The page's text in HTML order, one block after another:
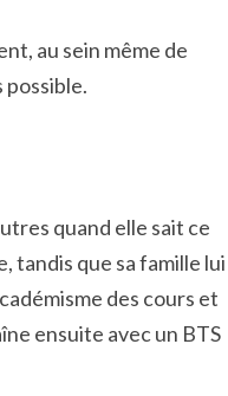
au sein même de
quand elle sait ce
tandis que sa famille lui
des cours et
ensuite avec un BTS